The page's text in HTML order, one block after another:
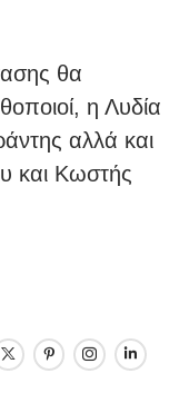
θα
η Λυδία
αλλά και
και Κωστής